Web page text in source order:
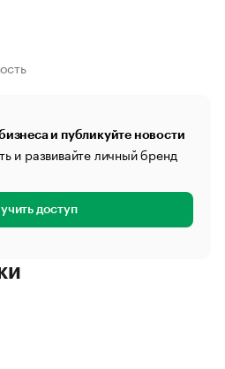
и публикуйте новости
и развивайте личный бренд
доступ